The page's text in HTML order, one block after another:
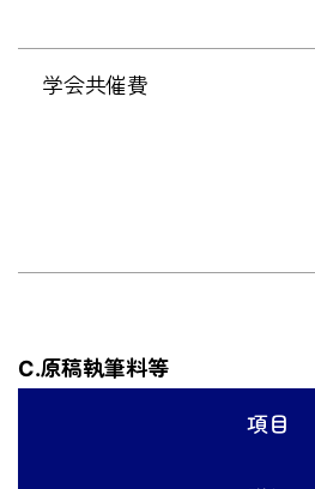
学会共催費
C.原稿執筆料等
項目